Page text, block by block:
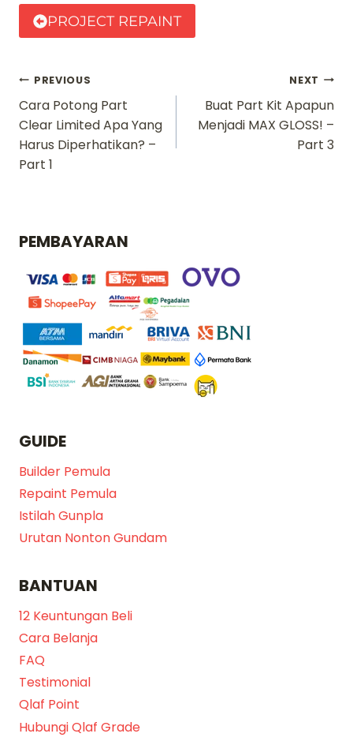
PROJECT REPAINT
Navigasi
pos
PREVIOUS
Cara Potong Part
Clear Limited Apa Yang
Harus Diperhatikan? –
Part 1
NEXT
Buat Part Kit Apapun
Menjadi MAX GLOSS! –
Part 3
PEMBAYARAN
GUIDE
Builder Pemula
Repaint Pemula
Istilah Gunpla
Urutan Nonton Gundam
BANTUAN
12 Keuntungan Beli
Cara Belanja
FAQ
Testimonial
Qlaf Point
Hubungi Qlaf Grade